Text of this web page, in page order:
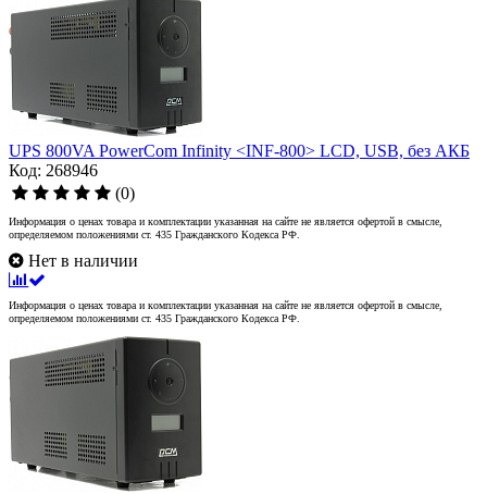
UPS 800VA PowerCom Infinity <INF-800> LCD, USB, без АКБ
Код: 268946
(0)
Информация о ценах товара и комплектации указанная на сайте не является офертой в смысле,
определяемом положениями ст. 435 Гражданского Кодекса РФ.
Нет в наличии
Информация о ценах товара и комплектации указанная на сайте не является офертой в смысле,
определяемом положениями ст. 435 Гражданского Кодекса РФ.